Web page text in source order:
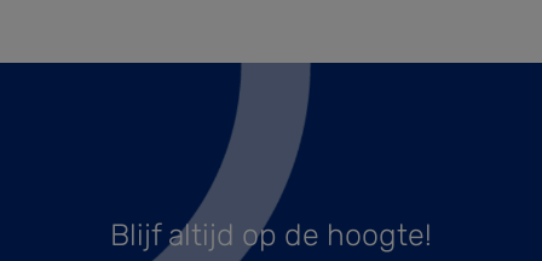
Blijf altijd op de hoogte!